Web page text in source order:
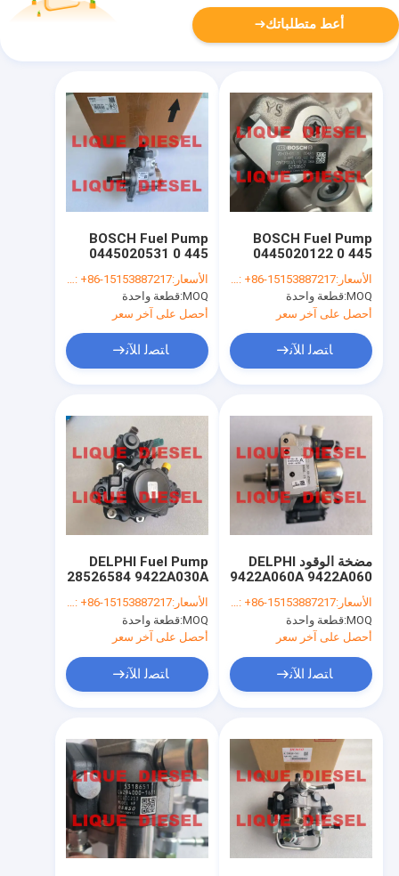
Products
About Us
Factory Tour
أعط متطلباتك
BOSCH Fuel Pump
0445020531 0 445
020 531 445020531
ME230534
CR/CP4N1/L50/20
الأسعار:WhatsApp/WeChat: +86-15153887217
MOQ: قطعة واحدة
أحصل على آخر سعر
ﺎﺘﺼﻟ ﺍﻶﻧ
BOSCH Fuel Pump
0445020122 0 445
020 122 445020122
for Cummins
5256607
CR/CP3S3/L110/30-
789S
الأسعار:WhatsApp/WeChat: +86-15153887217
MOQ: قطعة واحدة
أحصل على آخر سعر
ﺎﺘﺼﻟ ﺍﻶﻧ
DELPHI Fuel Pump
28526584 9422A030A
A6710700101 A671
070 01 01
6710700101 for
SSANGYONG D20DTF
الأسعار:WhatsApp/WeChat: +86-15153887217
MOQ: قطعة واحدة
أحصل على آخر سعر
ﺎﺘﺼﻟ ﺍﻶﻧ
مضخة الوقود DELPHI
9422A060A 9422A060
33100-4A700
331004A700 33100
KIA
الأسعار:WhatsApp/WeChat: +86-15153887217
MOQ: قطعة واحدة
أحصل على آخر سعر
ﺎﺘﺼﻟ ﺍﻶﻧ